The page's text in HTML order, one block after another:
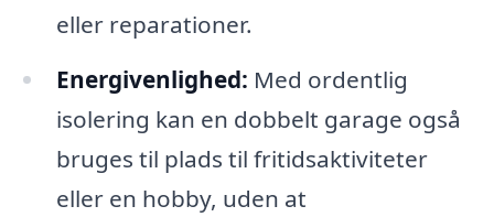
eller reparationer.
Energivenlighed: Med ordentlig
isolering kan en dobbelt garage også
bruges til plads til fritidsaktiviteter
eller en hobby, uden at